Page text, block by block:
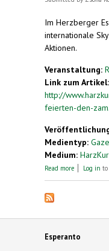
Im Herzberger
internationale
Aktionen.
Veranstaltung:
Link zum Artikel:
http://
feierten-den-
Medientyp:
Medium:
Read more about
Log in
Esperanto